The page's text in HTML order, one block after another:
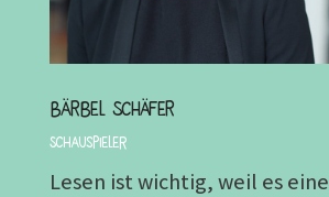
Bärbel Schäfer
Schauspieler
Lesen ist wichtig, weil es eine